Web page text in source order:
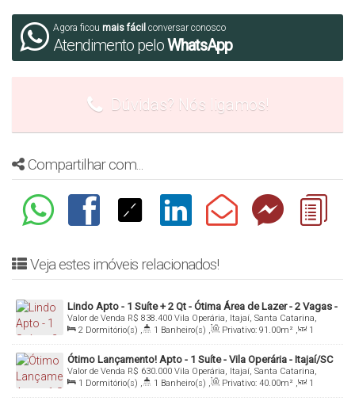
Os Valores Podem Sofrer Alterações Sem Aviso
Mais informações: Inbox, Whatsapp ou Email
Denis Alexandre Imóveis
CRECI 4813 J
Tel/WhatsApp: (47) 99994-0042
denis@denisalexandreimoveis.com.br
Agende uma visita ao imóvel!
Agora ficou mais fácil conversar conosco
Atendimento peloWhatsApp
Dúvidas? Nós ligamos!
Compartilhar com...
Veja estes imóveis relacionados!
Lindo Apto - 1 Suíte + 2 Qt - Ótima Área de Lazer - 2 Vagas -
Vila Operária - Itajaí/SC
R$ 838.400
Valor de Venda
Vila Operária, Itajaí, Santa Catarina,
Brasil
2 Dormitório(s) , 1 Banheiro(s) , Privativo: 91 .00m² ,
1
Sala(s) , 1 Suíte(s) , 1 Vaga(s) , Útil: 91.00m²
Ótimo Lançamento! Apto - 1 Suíte - Vila Operária - Itajaí/SC
R$ 630.000
Valor de Venda
Vila Operária, Itajaí, Santa Catarina,
Brasil
1 Dormitório(s) , 1 Banheiro(s) , Privativo: 40.00m² ,
1
Sala(s) , 1 Suíte(s) , 1 Vaga(s)